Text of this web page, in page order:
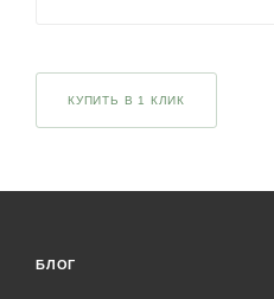
КУПИТЬ В 1 КЛИК
БЛОГ